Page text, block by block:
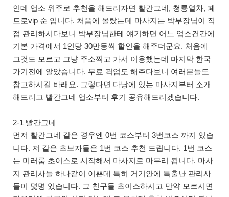
인데 업소 위주로 추천을 해드리자면 빨간그네, 청룡열차, 페
트로vip 순 입니다. 처음에 몰랐는데 마사지는 박부장님이 직
접 관리하시다보니 박부장님한테 얘기하면 어느 업소건간에
기본 가격에서 1인당 30만동씩 할인을 해주더군요. 처음에
그것도 모르고 그냥 주소찍고 가서 이용했는데 마지막 한국
가기전에 알았습니다. 무료 픽업도 해주다보니 여러분들도
참고하시길 바래요. 그렇다면 다낭에 있는 마사지부터 소개
해드리고 빨간그네 업소부터 후기 공유해드리겠습니다.
2-1 빨간그네
먼저 빨간그네 같은 경우엔 0번 코스부터 3번코스 까지 있습
니다. 저 같은 초보자들은 1번 코스 추천 드립니다. 1번 코스
는 미러룸 초이스로 시작해서 마사지로 마무리 됩니다. 마사
지 관리사들 하나같이 이쁜데 특히 거기안에 특출난 관리사
들이 몇명 있습니다. 그 친구들 초이스하시고 만약 모르시면